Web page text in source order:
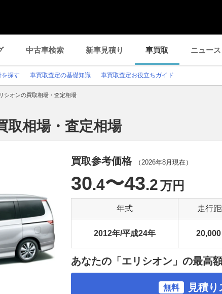
中古車検索 新車見積り 車買取 ニュース
を探す 車買取査定の基礎知識 車買取査定お役立ちガイド
シオンの買取相場・査定相場
取相場・査定相場
買取参考価格 （2026年8月 現在）
30.4〜43.2万円
年式 走行
2012年/平成24年 20,000
あなたの「エリシオン」の最高
無料 見積